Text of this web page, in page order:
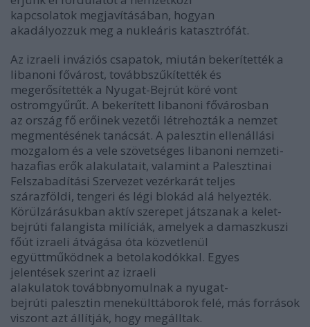
kapcsolatok megjavításában, hogyan
akadályozzuk meg a nukleáris katasztrófát.
Az izraeli inváziós csapatok, miután bekerítették a
libanoni fővárost, továbbszűkítették és
megerősítették a Nyugat-Bejrút köré vont
ostromgyűrűt. A bekerített libanoni fővárosban
az ország fő erőinek vezetői létrehozták a nemzet
megmentésének tanácsát. A palesztin ellenállási
mozgalom és a vele szövetséges libanoni nemzeti-
hazafias erők alakulatait, valamint a Palesztinai
Felszabadítási Szervezet vezérkarát teljes
szárazföldi, tengeri és légi blokád alá helyezték.
Körülzárásukban aktív szerepet játszanak a kelet-
bejrúti falangista milíciák, amelyek a damaszkuszi
főút izraeli átvágása óta közvetlenül
együttműködnek a betolakodókkal. Egyes
jelentések szerint az izraeli
alakulatok továbbnyomulnak a nyugat-
bejrúti palesztin menekülttáborok felé, más források
viszont azt állítják, hogy megálltak.